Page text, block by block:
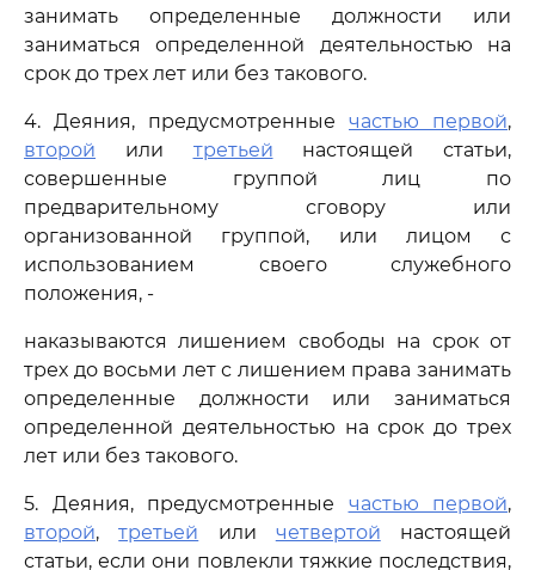
занимать определенные должности или
заниматься определенной деятельностью на
срок до трех лет или без такового.
4. Деяния, предусмотренные частью первой,
второй или третьей настоящей статьи,
совершенные группой лиц по
предварительному сговору или
организованной группой, или лицом с
использованием своего служебного
положения, -
наказываются лишением свободы на срок от
трех до восьми лет с лишением права занимать
определенные должности или заниматься
определенной деятельностью на срок до трех
лет или без такового.
5. Деяния, предусмотренные частью первой,
второй,третьей или четвертой настоящей
статьи, если они повлекли тяжкие последствия,